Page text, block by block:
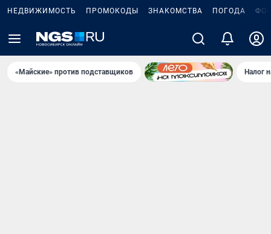
НЕДВИЖИМОСТЬ ПРОМОКОДЫ ЗНАКОМСТВА ПОГОДА
«Майские» против подставщиков Налог